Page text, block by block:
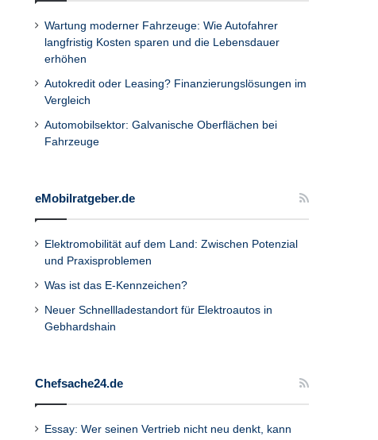
Wartung moderner Fahrzeuge: Wie Autofahrer
langfristig Kosten sparen und die Lebensdauer
erhöhen
Autokredit oder Leasing? Finanzierungslösungen im
Vergleich
Automobilsektor: Galvanische Oberflächen bei
Fahrzeuge
eMobilratgeber.de
Elektromobilität auf dem Land: Zwischen Potenzial
und Praxisproblemen
Was ist das E-Kennzeichen?
Neuer Schnellladestandort für Elektroautos in
Gebhardshain
Chefsache24.de
Essay: Wer seinen Vertrieb nicht neu denkt, kann